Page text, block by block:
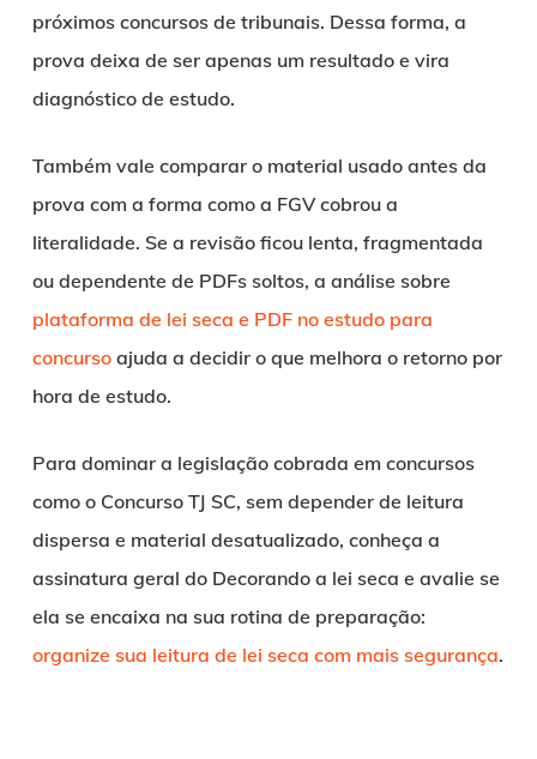
próximos concursos de tribunais. Dessa forma, a
prova deixa de ser apenas um resultado e vira
diagnóstico de estudo.
Também vale comparar o material usado antes da
prova com a forma como a FGV cobrou a
literalidade. Se a revisão ficou lenta, fragmentada
ou dependente de PDFs soltos, a análise sobre
plataforma de lei seca e PDF no estudo para
concursoajuda a decidir o que melhora o retorno por
hora de estudo.
Para dominar a legislação cobrada em concursos
como o Concurso TJ SC, sem depender de leitura
dispersa e material desatualizado, conheça a
assinatura geral do Decorando a lei seca e avalie se
ela se encaixa na sua rotina de preparação:
organize sua leitura de lei seca com mais segurança.